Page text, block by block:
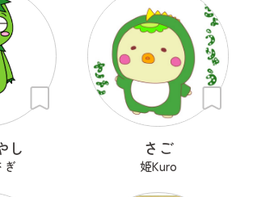
し
ぎ
さご
姫Kuro